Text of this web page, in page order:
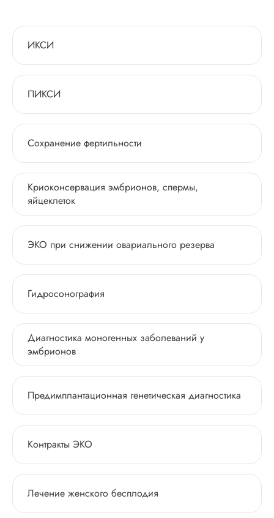
ИКСИ
ПИКСИ
Сохранение фертильности
Криоконсервация эмбрионов, спермы,
яйцеклеток
ЭКО при снижении овариального резерва
Гидросонография
Диагностика моногенных заболеваний у
эмбрионов
Предимплантационная генетическая диагностика
Контракты ЭКО
Лечение женского бесплодия